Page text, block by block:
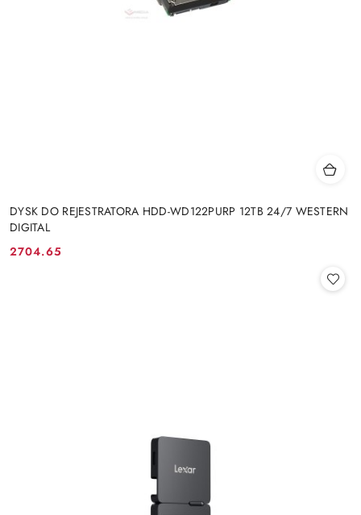
DYSK DO REJESTRATORA HDD-WD122PURP 12TB 24/7 WESTERN
DIGITAL
Cena:
2704.65